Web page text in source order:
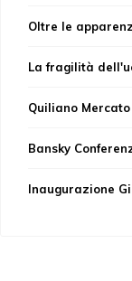
Oltre le
La fragilità
Quiliano
Bansky
Inaugurazione